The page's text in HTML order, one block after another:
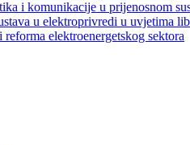
i komunikacije u prijenosnom
u elektroprivredi u uvjetima
reforma elektroenergetskog sektora